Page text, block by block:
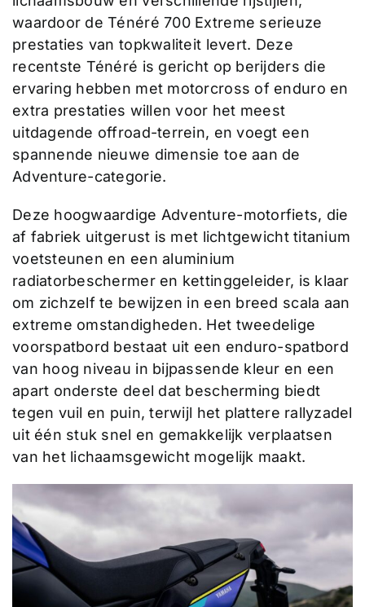
waardoor de Ténéré 700 Extreme serieuze
prestaties van topkwaliteit levert. Deze
recentste Ténéré is gericht op berijders die
ervaring hebben met motorcross of enduro en
extra prestaties willen voor het meest
uitdagende offroad-terrein, en voegt een
spannende nieuwe dimensie toe aan de
Adventure-categorie.
Deze hoogwaardige Adventure-motorfiets, die
af fabriek uitgerust is met lichtgewicht titanium
voetsteunen en een aluminium
radiatorbeschermer en kettinggeleider, is klaar
om zichzelf te bewijzen in een breed scala aan
extreme omstandigheden. Het tweedelige
voorspatbord bestaat uit een enduro-spatbord
van hoog niveau in bijpassende kleur en een
apart onderste deel dat bescherming biedt
tegen vuil en puin, terwijl het plattere rallyzadel
uit één stuk snel en gemakkelijk verplaatsen
van het lichaamsgewicht mogelijk maakt.